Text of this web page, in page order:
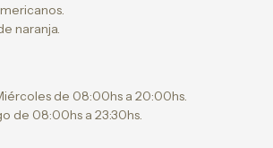
naranja.
de 08:00hs a 20:00hs.
de 08:00hs a 23:30hs.